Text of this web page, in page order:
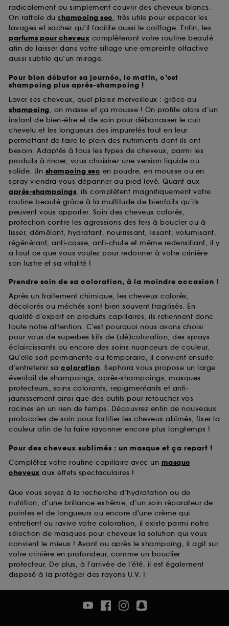
radicalement ou simplement couvrir des cheveux blancs.
On raffole du shampoing sec, très utile pour espacer les
lavages et sachez qu’il facilite aussi le coiffage. Enfin, les
parfums pour cheveux complèteront votre routine beauté
afin de laisser dans votre sillage une empreinte olfactive
aussi subtile qu’un mirage.
Pour bien débuter sa journée, le matin, c’est
shampoing plus après-shampoing !
Laver ses cheveux, quel plaisir merveilleux : grâce au
shampoing, on masse et ça mousse ! On profite alors d’un
instant de bien-être et de soin pour débarrasser le cuir
chevelu et les longueurs des impuretés tout en leur
permettant de faire le plein des nutriments dont ils ont
besoin. Adaptés à tous les types de cheveux, parmi les
produits à rincer, vous choisirez une version liquide ou
solide. Un shampoing sec en poudre, en mousse ou en
spray viendra vous dépanner au pied levé. Quant aux
après-shampoings, ils complètent magnifiquement votre
routine beauté grâce à la multitude de bienfaits qu’ils
peuvent vous apporter. Soin des cheveux colorés,
protection contre les agressions des fers à boucler ou à
lisser, démêlant, hydratant, nourrissant, lissant, volumisant,
régénérant, anti-casse, anti-chute et même redensifiant, il y
a tout ce que vous voulez pour redonner à votre crinière
son lustre et sa vitalité !
Prendre soin de sa coloration, à la moindre occasion !
Après un traitement chimique, les cheveux colorés,
décolorés ou méchés sont bien souvent fragilisés. En
qualité d’expert en produits capillaires, ils retiennent donc
toute notre attention. C’est pourquoi nous avons choisi
pour vous de superbes kits de (dé)coloration, des sprays
éclaircissants ou encore des soins nuanceurs de couleur.
Qu’elle soit permanente ou temporaire, il convient ensuite
d’entretenir sa coloration. Sephora vous propose un large
éventail de shampoings, après-shampoings, masques
protecteurs, soins colorants, repigmentants et anti-
jaunissement ainsi que des outils pour retoucher vos
racines en un rien de temps. Découvrez enfin de nouveaux
protocoles de soin pour fortifier les cheveux abîmés, fixer la
couleur afin de la faire rayonner encore plus longtemps !
Pour des cheveux sublimés : un masque et ça repart !
Complétez votre routine capillaire avec un masque
cheveux aux effets spectaculaires !
Que vous soyez à la recherche d’hydratation ou de
nutrition, d’une brillance extrême, d’un soin réparateur de
pointes et de longueurs ou encore d'une crème qui
entretient ou ravive votre coloration, il existe parmi notre
sélection de masques pour cheveux la solution qui vous
convient le mieux ! Avant ou après le shampoing, il agit sur
votre crinière en profondeur, comme un bouclier
protecteur. De plus, à l’arrivée de l’été, il est également
disposé à la protéger des rayons U.V. !